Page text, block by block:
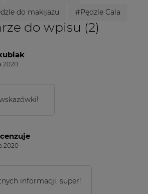
do makijażu
#Pędzle Cala
do wpisu (2)
2020
2020
informacji, super!